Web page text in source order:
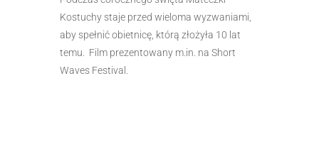
Kostuchy staje przed wieloma wyzwaniami,
aby spełnić obietnicę, którą złożyła 10 lat
temu. Film prezentowany m.in. na Short
Waves Festival.